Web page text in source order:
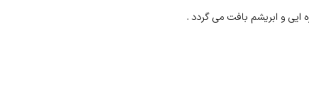
ایی و ابریشم بافت می گردد .